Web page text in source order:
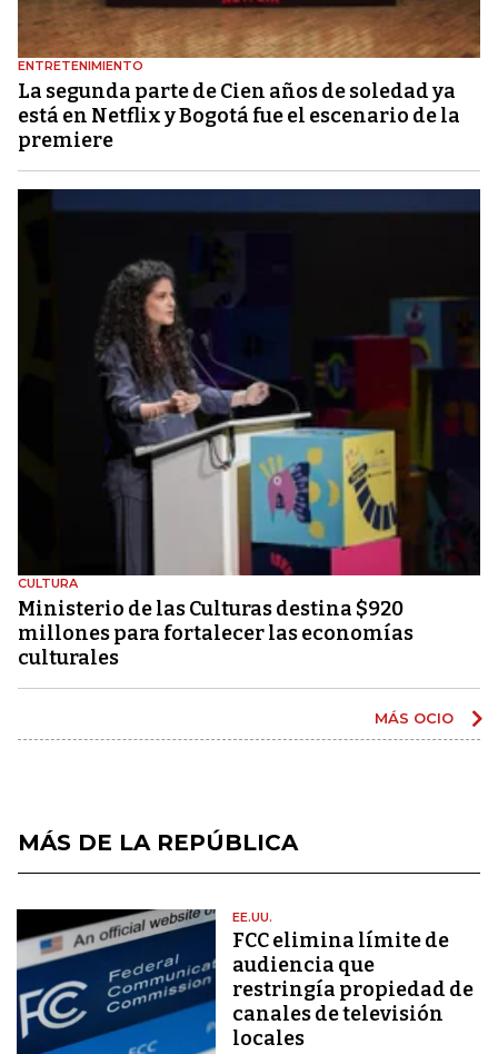
ENTRETENIMIENTO
La segunda parte de Cien años de soledad ya
está en Netflix y Bogotá fue el escenario de la
premiere
CULTURA
Ministerio de las Culturas destina $920
millones para fortalecer las economías
culturales
MÁS OCIO
MÁS DE LA REPÚBLICA
EE.UU.
FCC elimina límite de
audiencia que
restringía propiedad de
canales de televisión
locales